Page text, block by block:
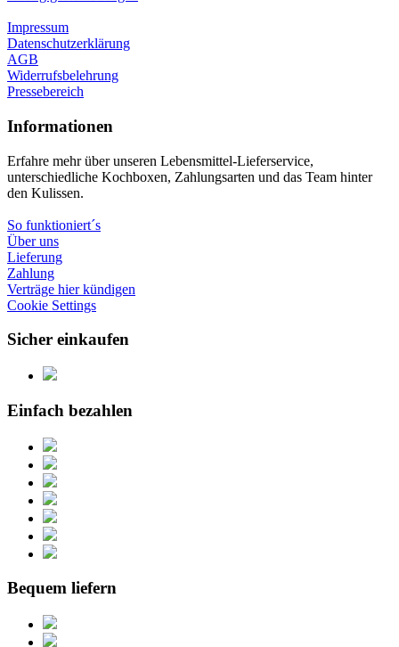
Impressum
Datenschutzerklärung
AGB
Widerrufsbelehrung
Pressebereich
Informationen
Erfahre mehr über unseren Lebensmittel-Lieferservice,
unterschiedliche Kochboxen, Zahlungsarten und das Team hinter
den Kulissen.
So funktioniert´s
Über uns
Lieferung
Zahlung
Verträge hier kündigen
Cookie Settings
Sicher einkaufen
Einfach bezahlen
Bequem liefern